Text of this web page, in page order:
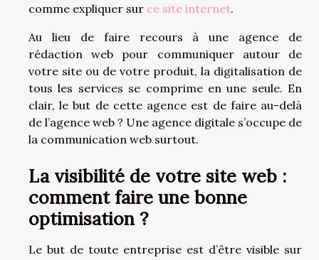
comme expliquer sur ce site internet.
Au lieu de faire recours à une agence de
rédaction web pour communiquer autour de
votre site ou de votre produit, la digitalisation de
tous les services se comprime en une seule. En
clair, le but de cette agence est de faire au-delà
de l’agence web ? Une agence digitale s’occupe de
la communication web surtout.
La visibilité de votre site web :
comment faire une bonne
optimisation ?
Le but de toute entreprise est d’être visible sur